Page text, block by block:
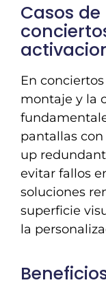
Casos
En
montaje y la
pantallas
up
evitar fallos
soluciones
superficie
la